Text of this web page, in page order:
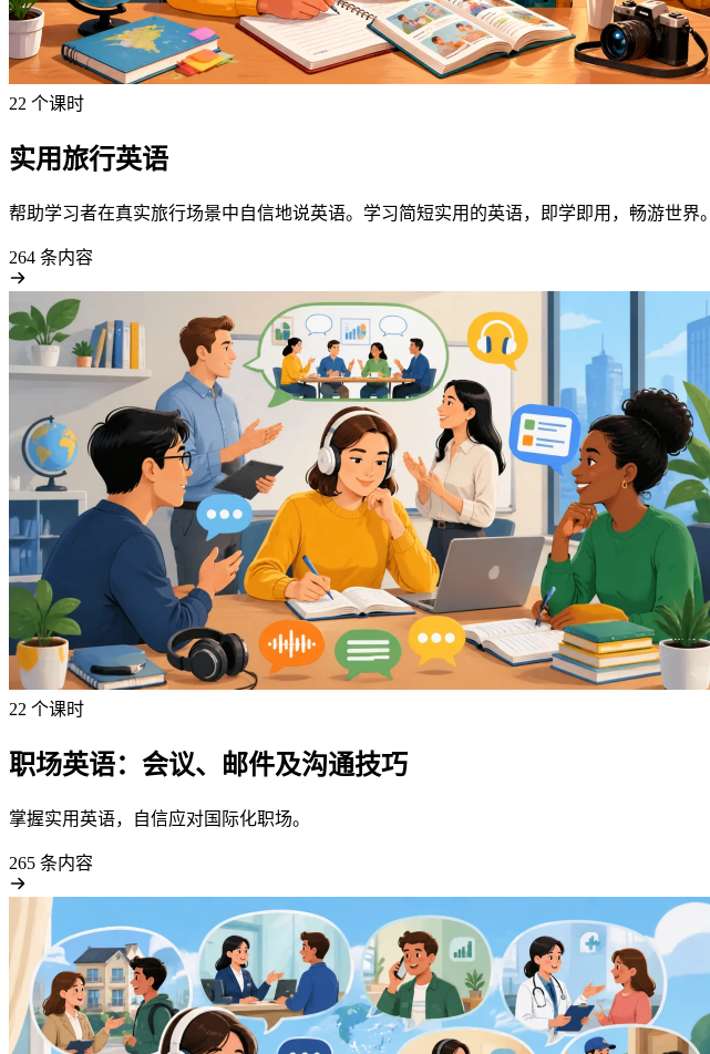
22 个课时
实用旅行英语
帮助学习者在真实旅行场景中自信地说英语。学习简短实用的英语，即学即用，畅游世界。
264 条内容
22 个课时
职场英语：会议、邮件及沟通技巧
掌握实用英语，自信应对国际化职场。
265 条内容